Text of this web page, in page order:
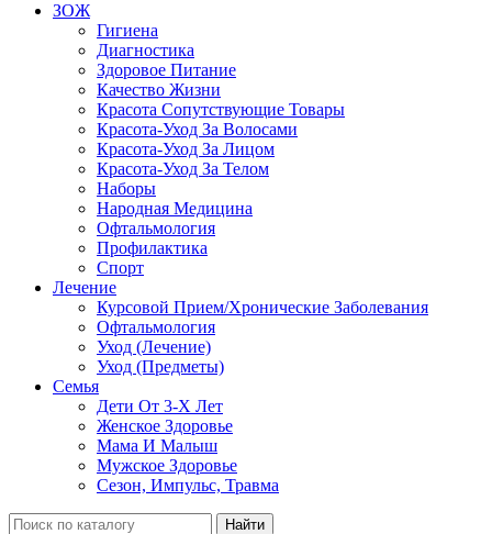
ЗОЖ
Гигиена
Диагностика
Здоровое Питание
Качество Жизни
Красота Сопутствующие Товары
Красота-Уход За Волосами
Красота-Уход За Лицом
Красота-Уход За Телом
Наборы
Народная Медицина
Офтальмология
Профилактика
Спорт
Лечение
Курсовой Прием/Хронические Заболевания
Офтальмология
Уход (Лечение)
Уход (Предметы)
Семья
Дети От 3-Х Лет
Женское Здоровье
Мама И Малыш
Мужское Здоровье
Сезон, Импульс, Травма
Найти